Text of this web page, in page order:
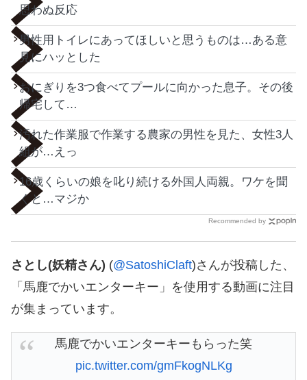
思わぬ反応
男性用トイレにあってほしいと思うものは…ある意
見にハッとした
おにぎりを3つ食べてプールに向かった息子。その後
帰宅して…
汚れた作業服で作業する農家の男性を見た、女性3人
組が…えっ
16歳くらいの娘を叱り続ける外国人両親。ワケを聞
くと…マジか
Recommended by
さとし(妖精さん) (@SatoshiClaft)さんが投稿した、
「馬鹿でかいエンターキー」を使用する動画に注目
が集まっています。
馬鹿でかいエンターキーもらった笑
pic.twitter.com/gmFkogNLKg